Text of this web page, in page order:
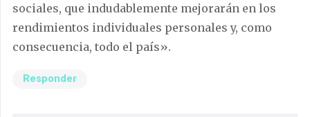
sociales, que indudablemente mejorarán en los
rendimientos individuales personales y, como
consecuencia, todo el país».
Responder